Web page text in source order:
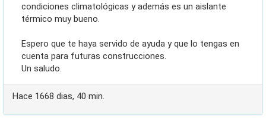
condiciones climatológicas y además es un aislante
térmico muy bueno.
Espero que te haya servido de ayuda y que lo tengas en
cuenta para futuras construcciones.
Un saludo.
Hace 1668 dias, 40 min.